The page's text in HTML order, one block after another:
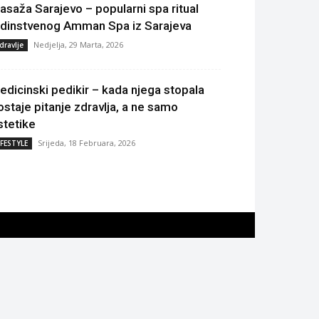
Sarajevo – popularni spa ritual
Amman Spa iz Sarajeva
Nedjelja, 29 Marta, 2026
pedikir – kada njega stopala
pitanje zdravlja, a ne samo
Srijeda, 18 Februara, 2026